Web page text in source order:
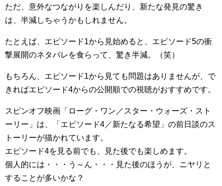
ただ、意外なつながりを楽しんだり、新たな発見の驚き
は、半減しちゃうかもしれません。
たとえば、エピソード1から見始めると、エピソード5の衝
撃展開のネタバレを食らって、驚き半減。（笑）
もちろん、エピソード1から見ても問題はありませんが、で
きればエピソード4からの公開順での視聴がおすすめです。
スピンオフ映画「ローグ・ワン／スター・ウォーズ・スト
ーリー」は、「エピソード4／新たなる希望」の前日談のス
トーリーが描かれています。
エピソード4を見る前でも、見た後でも楽しめます。
個人的には・・・う～ん・・・見た後のほうが、ニヤリと
することが多いかな？